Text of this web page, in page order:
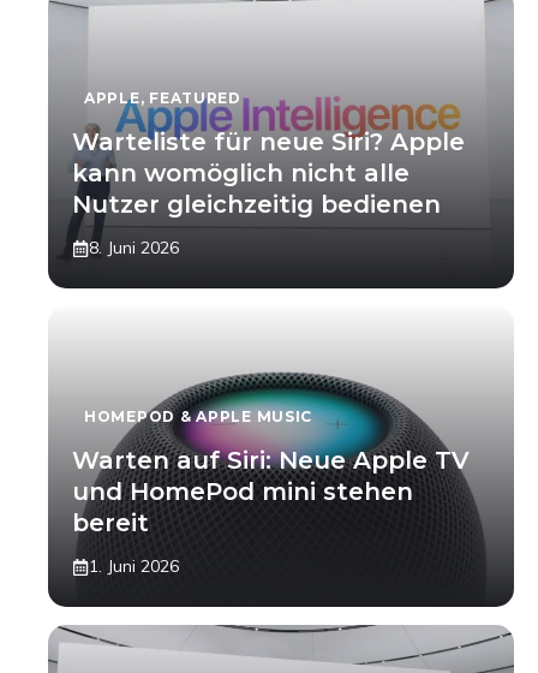
APPLE, FEATURED
Warteliste für neue Siri? Apple
kann womöglich nicht alle
Nutzer gleichzeitig bedienen
8. Juni 2026
HOMEPOD & APPLE MUSIC
Warten auf Siri: Neue Apple TV
und HomePod mini stehen
bereit
1. Juni 2026